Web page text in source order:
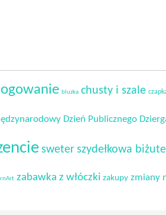
bluzka chusty i szale
Dzień Publicznego
sweter szydełkowa
zabawka z włóczki zakupy zmiany